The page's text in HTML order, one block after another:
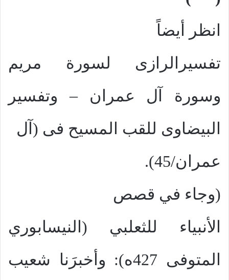
نظر أيضاً
تفسيرالرازى لسورة مريم
وسورة آل عمران – وتفسير
البيضاوى للقب المسيح فى (آل
عمران/45).
(وجاء في قصص
الأنبياء للثعلبي (النيسابوري
المتوفى 427ه): وأخبرَنا شعيب